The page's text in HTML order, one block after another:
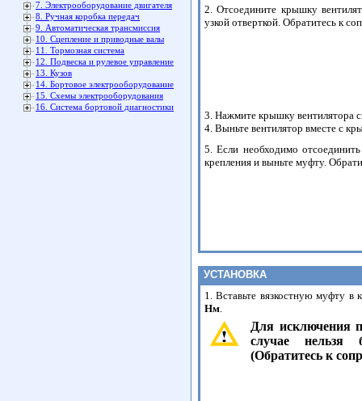
7. Электрооборудование двигателя
8. Ручная коробка передач
9. Автоматическая трансмиссия
10. Сцепление и приводные валы
11. Тормозная система
12. Подвеска и рулевое управление
13. Кузов
14. Бортовое электрооборудование
15. Схемы электрооборудования
16. Система бортовой диагностики
2. Отсоедините крышку
узкой отверткой. Обратитесь к
3. Нажмите крышку вентилятора
4. Выньте вентилятор вместе с
5. Если необходимо
крепления и выньте муфту.
УСТАНОВКА
1. Вставьте вязкостную муфту в
Нм.
Для исключения
случае нельзя
(Обратитесь к